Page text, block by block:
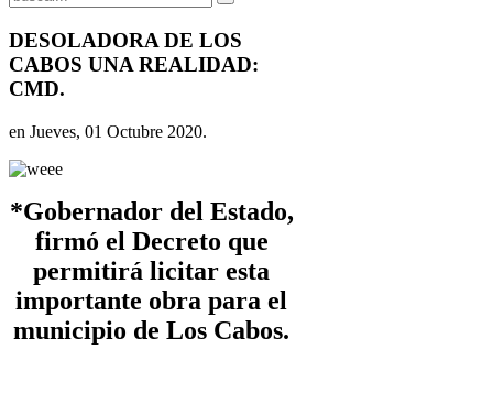
DESOLADORA DE LOS
CABOS UNA REALIDAD:
CMD.
en Jueves, 01 Octubre 2020.
*Gobernador del Estado,
firmó el Decreto que
permitirá licitar esta
importante obra para el
municipio de Los Cabos.